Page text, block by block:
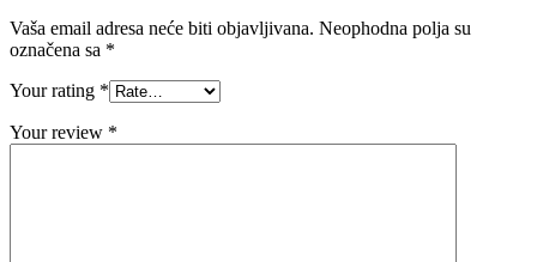
Vaša email adresa neće biti objavljivana. Neophodna polja su
označena sa *
Your rating *
Your review *